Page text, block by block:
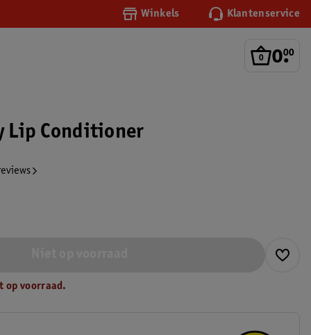
Winkels Klantenservice
0.
00
Lip Conditioner
op voorraad.